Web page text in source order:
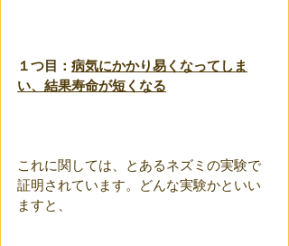
１つ目： 病気にかかり易くなってしま
い、結果寿命が短くなる
これに関しては、とあるネズミの実験で
証明されています。どんな実験かといい
ますと、